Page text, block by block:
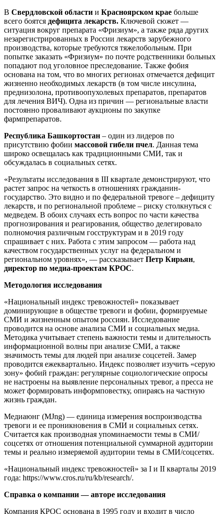
В Свердловской области и Красноярском крае больше
всего боятся дефицита лекарств. Ключевой сюжет —
ситуация вокруг препарата «Фризиум», а также ряда других
незарегистрированных в России лекарств зарубежного
производства, которые требуются тяжелобольным. При
попытке заказать «Фризиум» по почте родственники больных
попадают под уголовное преследование. Также фобия
основана на том, что во многих регионах отмечается дефицит
жизненно необходимых лекарств (в том числе инсулина,
преднизолона, противоопухолевых препаратов, препаратов
для лечения ВИЧ). Одна из причин — региональные власти
постоянно проваливают аукционы по закупке
фармпрепаратов.
Республика Башкортостан – один из лидеров по
присутствию фобии массовой гибели пчел. Данная тема
широко освещалась как традиционными СМИ, так и
обсуждалась в социальных сетях.
«Результаты исследования в III квартале демонстрируют, что
растет запрос на четкость в отношениях гражданин-
государство. Это видно и по федеральной тревоге – дефициту
лекарств, и по региональной проблеме – риску столкнуться с
медведем. В обоих случаях есть вопрос по части качества
прогнозирования и реагирования, общество делегировало
полномочия различным госструктурам и в 2019 году
спрашивает с них. Работа с этим запросом — работа над
качеством государственных услуг на федеральном и
региональном уровнях», — рассказывает Петр Кирьян,
директор по медиа-проектам КРОС.
Методология исследования
«Национальный индекс тревожностей» показывает
доминирующие в обществе тревоги и фобии, формируемые
СМИ и жизненным опытом россиян. Исследование
проводится на основе анализа СМИ и социальных медиа.
Методика учитывает степень важности темы и длительность
информационной волны при анализе СМИ, а также
значимость темы для людей при анализе соцсетей. Замер
проводится ежеквартально. Индекс позволяет изучить «серую
зону» фобий граждан: регулярные социологические опросы
не настроены на выявление персональных тревог, а пресса не
может формировать информповестку, опираясь на частную
жизнь граждан.
Медиаюнг (MJng) — единица измерения воспроизводства
тревоги и ее проникновения в СМИ и социальных сетях.
Считается как производная упоминаемости темы в СМИ/
соцсетях от отношения потенциальной суммарной аудитории
темы и реально измеряемой аудитории темы в СМИ/соцсетях.
«Национальный индекс тревожностей» за I и II кварталы 2019
года: https://www.cros.ru/ru/kb/research/.
Справка о компании — авторе исследования
Компания КРОС основана в 1995 году и входит в число